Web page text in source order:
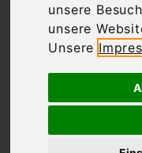
unsere
unsere
Unsere